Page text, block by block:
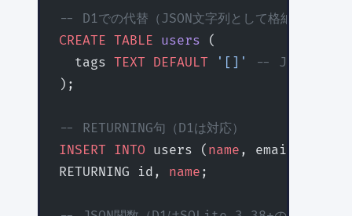
-- D1での代替（JSON文字列として格納）
CREATE TABLE users (
  tags
TEXT DEFAULT '[]'
-- JSON文字列
);
-- RETURNING句（D1は対応）
INSERT INTO users ( name , email)
RETURNING id, name ;